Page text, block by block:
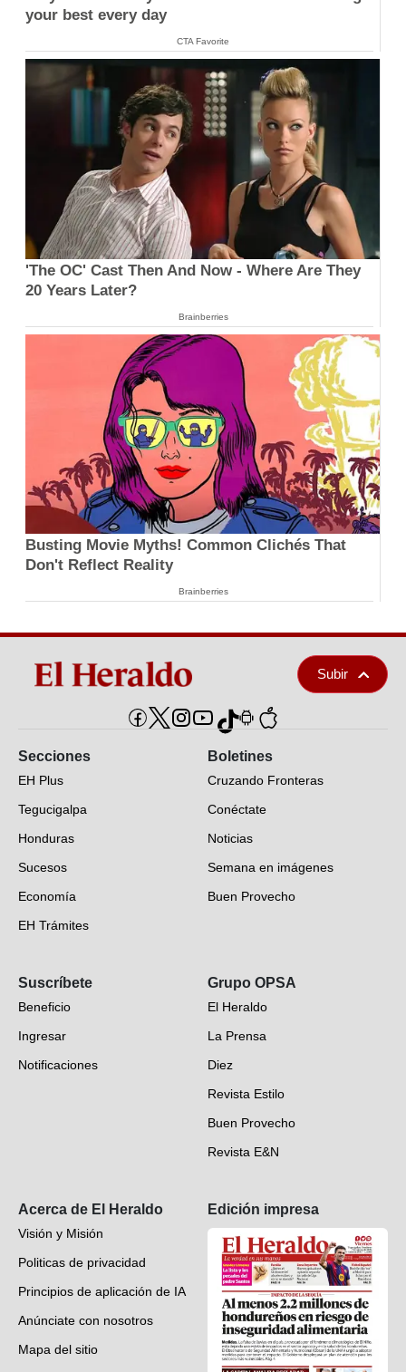
your best every day
CTA Favorite
'The OC' Cast Then And Now - Where Are They
20 Years Later?
Brainberries
Busting Movie Myths! Common Clichés That
Don't Reflect Reality
Brainberries
Subir
Secciones
EH Plus
Tegucigalpa
Honduras
Sucesos
Economía
EH Trámites
EH Verifica
Fotogalerías
Deportes
Videos
Boletines
Cruzando Fronteras
Conéctate
Noticias
Semana en imágenes
Buen Provecho
Suscríbete
Beneficio
Ingresar
Notificaciones
Grupo OPSA
El Heraldo
La Prensa
Diez
Revista Estilo
Buen Provecho
Revista E&N
Acerca de El Heraldo
Visión y Misión
Politicas de privacidad
Principios de aplicación de IA
Anúnciate con nosotros
Mapa del sitio
Edición impresa